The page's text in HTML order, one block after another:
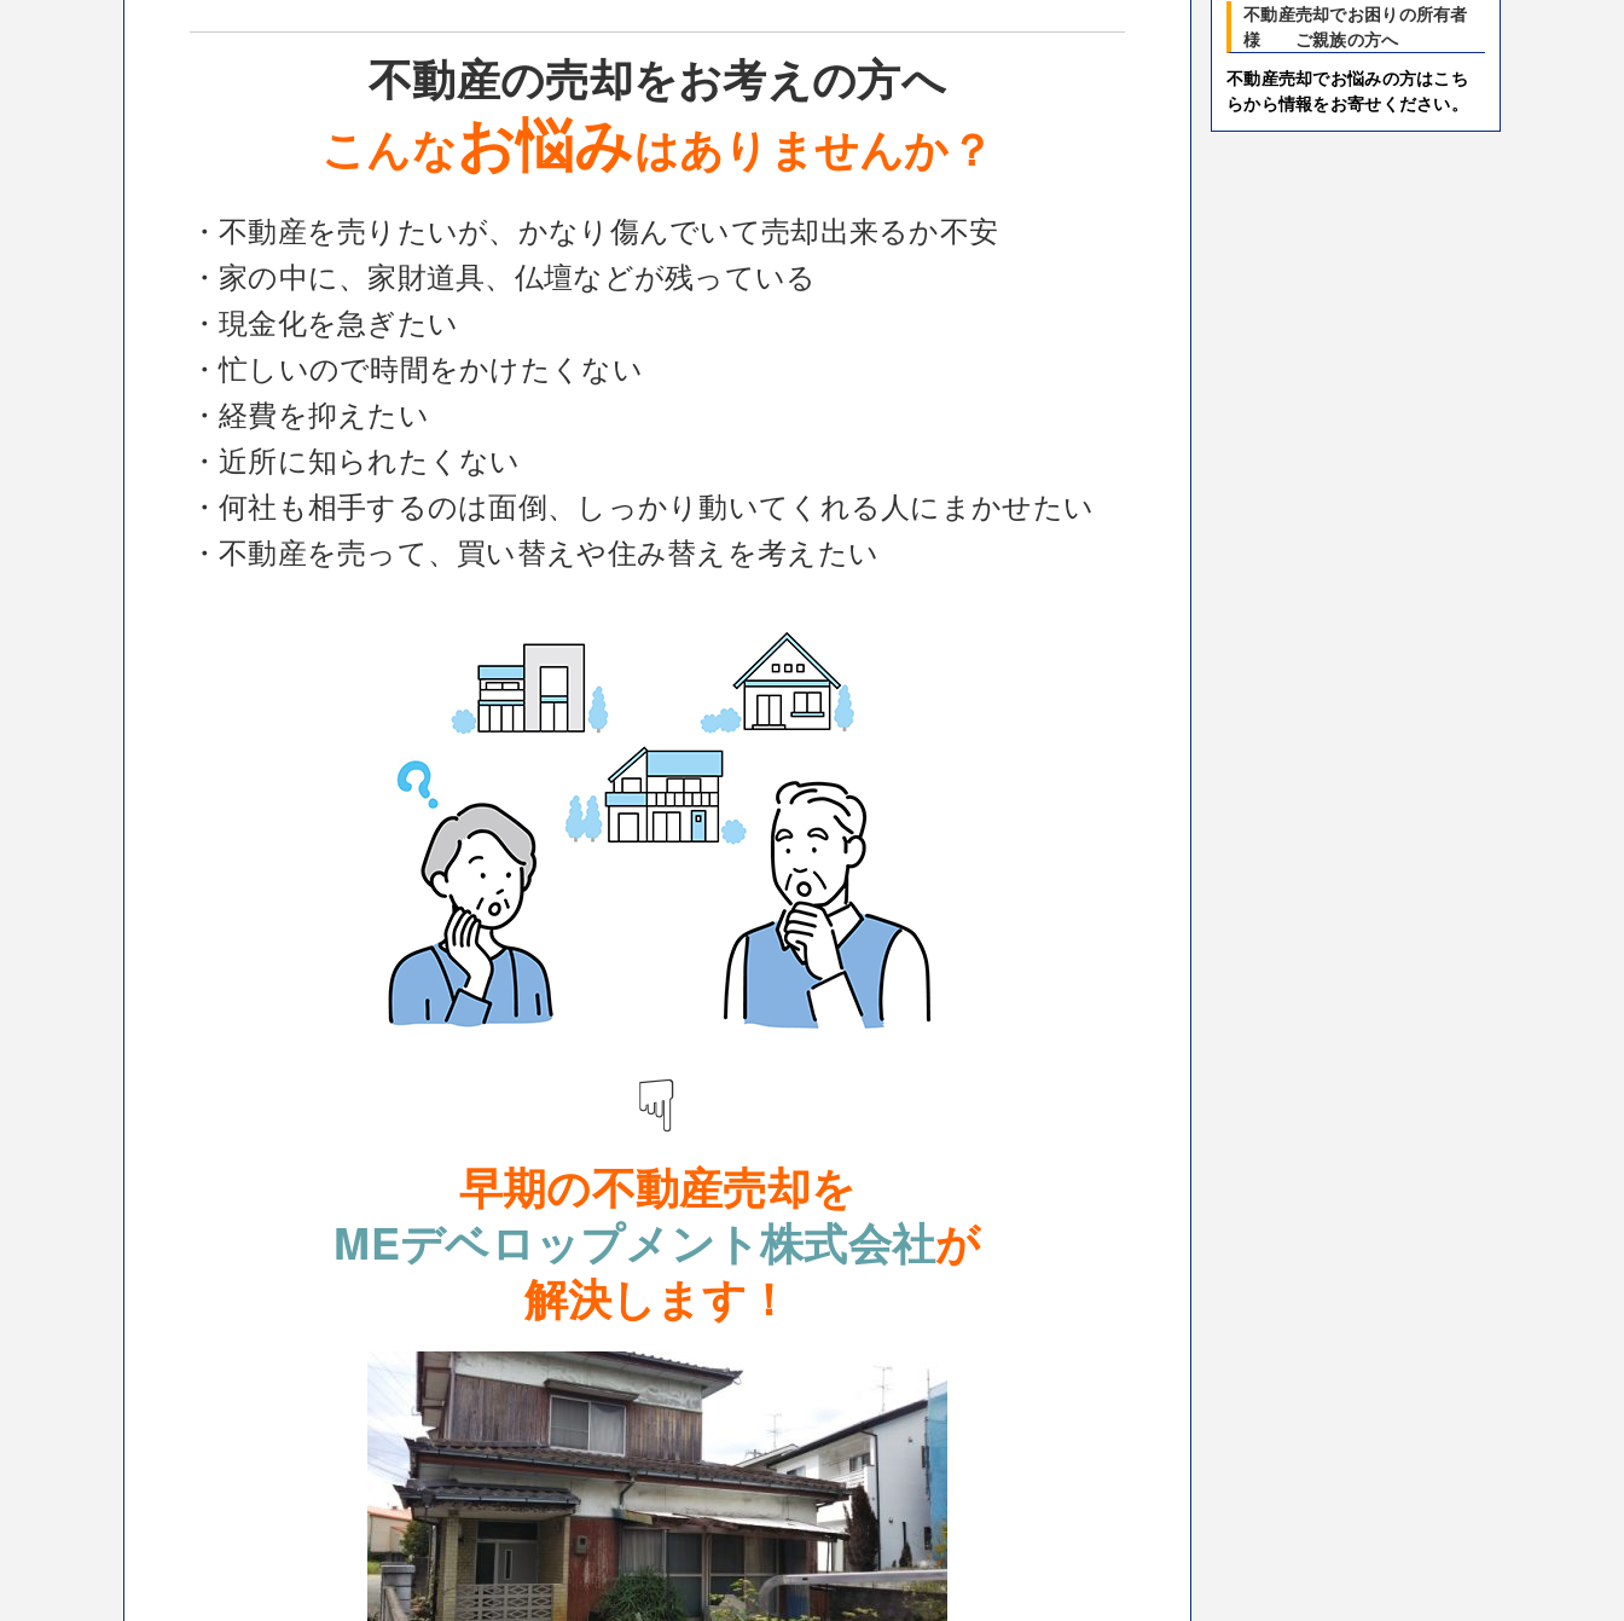
不動産の売却をお考えの方へ
こんなお悩みはありませんか？
・不動産を売りたいが、かなり傷んでいて売却出来るか不安
・家の中に、家財道具、仏壇などが残っている
・現金化を急ぎたい
・忙しいので時間をかけたくない
・経費を抑えたい
・近所に知られたくない
・何社も相手するのは面倒、しっかり動いてくれる人にまかせたい
・不動産を売って、買い替えや住み替えを考えたい
☟
早期の不動産売却を
MEデベロップメント株式会社が
解決します！
不動産売却でお困りの所有者
様 ご親族の方へ
不動産売却でお悩みの方はこち
らから情報をお寄せください。